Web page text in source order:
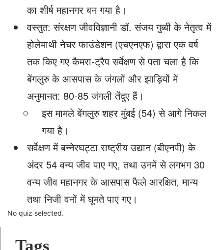
का शीर्ष महानगर बन गया है।
वस्तुत: संरक्षण जीवविज्ञानी डॉ. संजय गुब्बी के नेतृत्व में
होलेमाथी नेचर फाउंडेशन (एचएनएफ) द्वारा एक वर्ष
तक किए गए कैमरा-ट्रैप सर्वेक्षण से पता चला है कि
बेंगलुरु के आसपास के जंगलों और झाड़ियों में
अनुमानत: 80-85 जंगली तेंदुए हैं।
इस मामले बेंगलुरु शहर मुंबई (54) से आगे निकल
गया है।
सर्वेक्षण में बन्नेरघट्टा राष्ट्रीय उद्यान (बीएनपी) के
अंदर 54 वन्य जीव पाए गए, तथा उनमें से लगभग 30
वन्य जीव महानगर के आसपास फैले आरक्षित, मान्य
तथा निजी वनों में घूमते पाए गए।
No quiz selected.
Tags